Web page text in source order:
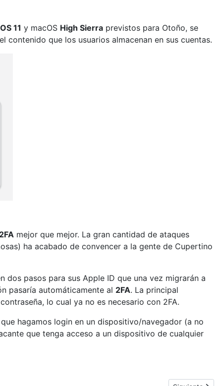
11 y macOS High Sierra previstos para Otoño, se
que los usuarios almacenan en sus cuentas.
2FA mejor que mejor. La gran cantidad de ataques
ha acabado de convencer a la gente de Cupertino
pasos para sus Apple ID que una vez migrarán a
pasaría automáticamente al 2FA. La principal
lo cual ya no es necesario con 2FA.
que hagamos login en un dispositivo/navegador (a no
que tenga acceso a un dispositivo de cualquier